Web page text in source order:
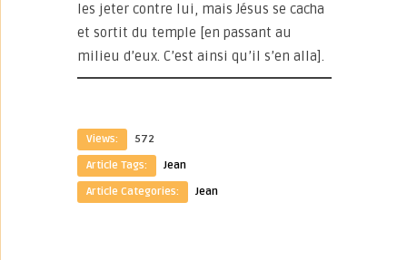
les jeter contre lui, mais Jésus se cacha
et sortit du temple [en passant au
milieu d’eux. C’est ainsi qu’il s’en alla].
Views:
572
Article Tags:
Jean
Article Categories:
Jean